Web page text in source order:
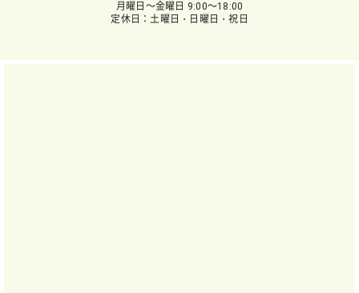
月曜日～金曜日 9:00～18:00
定休日：土曜日・日曜日・祝日